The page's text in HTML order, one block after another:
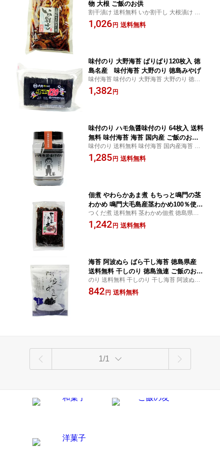
物 大根 ご飯のお供
割干漬け 送料無料 いか割干し 大根漬け 漬
物 ご飯のお供
1,026 円 送料無料
味付のり 大野海苔 ぱりぱり120枚入 徳
島名産 味付海苔 大野のり 徳島みやげ
味付海苔 味付のり 大野海苔 大野のり 徳島
名産 徳島土産 ご飯のお供 お土産 贈り物
1,382 円
味付のり ハモ魚醤味付のり 64枚入 送料
無料 味付海苔 海苔 国内産 ご飯のお供
おつまみ 徳島土産
味付のり 送料無料 味付海苔 国内産海苔 徳
島土産 ご飯のお供 お土産 贈り物
1,285 円 送料無料
佃煮 やわらかあま煮 もちっと鳴門の茎
わかめ 鳴門大毛島産茎わかめ100％使用
送料無料 つくだ煮 茎わかめ ご飯のお
供 徳島土産
つくだ煮 送料無料 茎わかめ佃煮 徳島県産
茎わかめ 佃煮 ご飯のお供 お土産 贈り物 進
物 贈答品
1,242 円 送料無料
海苔 阿波ぬら ばら干し海苔 徳島県産
送料無料 干しのり 徳島漁連 ご飯のお供
おつまみ 徳島土産
のり 送料無料 干しのり 干し海苔 阿波ぬら
ぬら 海苔 徳島漁連 ご飯のお供 お土産 贈り
物
842 円 送料無料
1/1